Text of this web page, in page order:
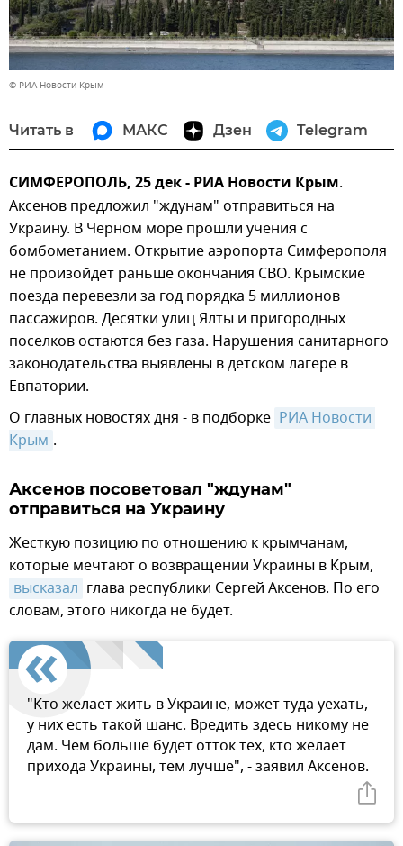
© РИА Новости Крым
Читать в МАКС Дзен Telegram
СИМФЕРОПОЛЬ, 25 дек - РИА Новости Крым.
Аксенов предложил "ждунам" отправиться на
Украину. В Черном море прошли учения с
бомбометанием. Открытие аэропорта Симферополя
не произойдет раньше окончания СВО. Крымские
поезда перевезли за год порядка 5 миллионов
пассажиров. Десятки улиц Ялты и пригородных
поселков остаются без газа. Нарушения санитарного
законодательства выявлены в детском лагере в
Евпатории.
О главных новостях дня - в подборке РИА Новости
Крым .
Аксенов посоветовал "ждунам"
отправиться на Украину
Жесткую позицию по отношению к крымчанам,
которые мечтают о возвращении Украины в Крым,
высказал глава республики Сергей Аксенов. По его
словам, этого никогда не будет.
"Кто желает жить в Украине, может туда уехать,
у них есть такой шанс. Вредить здесь никому не
дам. Чем больше будет отток тех, кто желает
прихода Украины, тем лучше", - заявил Аксенов.